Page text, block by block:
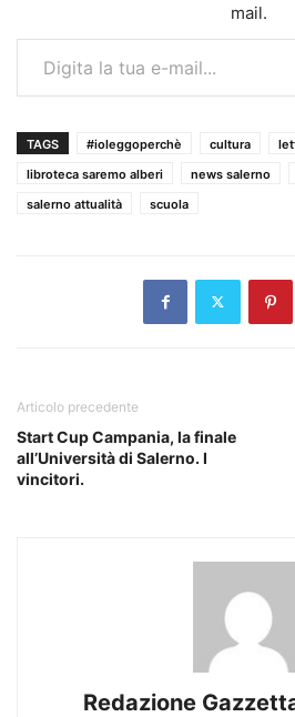
mail.
Digita la tua e-mail...
TAGS #ioleggoperchè cultura
libroteca saremo alberi
news salerno
salerno attualità
scuola
Articolo precedente
Start Cup Campania, la finale
all’Università di Salerno. I
vincitori.
Redazione